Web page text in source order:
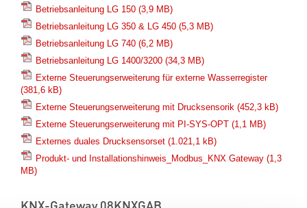
Betriebsanleitung LG 150 (3,9 MB)
Betriebsanleitung LG 350 & LG 450 (5,3 MB)
Betriebsanleitung LG 740 (6,2 MB)
Betriebsanleitung LG 1400/3200 (34,3 MB)
Externe Steuerungserweiterung für externe Wasserregister
(381,6 kB)
Externe Steuerungserweiterung mit Drucksensorik (452,3 kB)
Externe Steuerungserweiterung mit PI-SYS-OPT (1,1 MB)
Externes duales Drucksensorset (1.021,1 kB)
Produkt- und Installationshinweis_Modbus_KNX Gateway (1,3
MB)